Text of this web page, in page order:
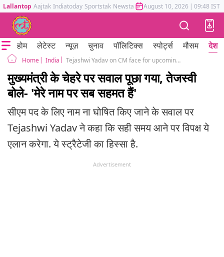
Lallantop Aajtak Indiatoday Sportstak Newstak Mumbai Tak Astrotak
August 10, 2026 | 09:48 IST
होम लेटेस्ट न्यूज़ चुनाव पॉलिटिक्स स्पोर्ट्स मौसम देश
Home India Tejashwi Yadav on CM face for upcoming Bihar Election
मुख्यमंत्री के चेहरे पर सवाल पूछा गया, तेजस्वी
बोले- 'मेरे नाम पर सब सहमत हैं'
सीएम पद के लिए नाम ना घोषित किए जाने के सवाल पर
Tejashwi Yadav ने कहा कि सही समय आने पर विपक्ष ये
एलान करेगा. ये स्ट्रैटेजी का हिस्सा है.
Advertisement